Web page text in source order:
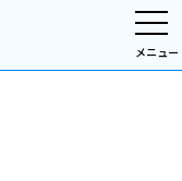
メニュー